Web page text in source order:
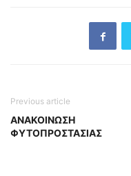
Previous article
ΑΝΑΚΟΙΝΩΣΗ
ΦΥΤΟΠΡΟΣΤΑΣΙΑΣ